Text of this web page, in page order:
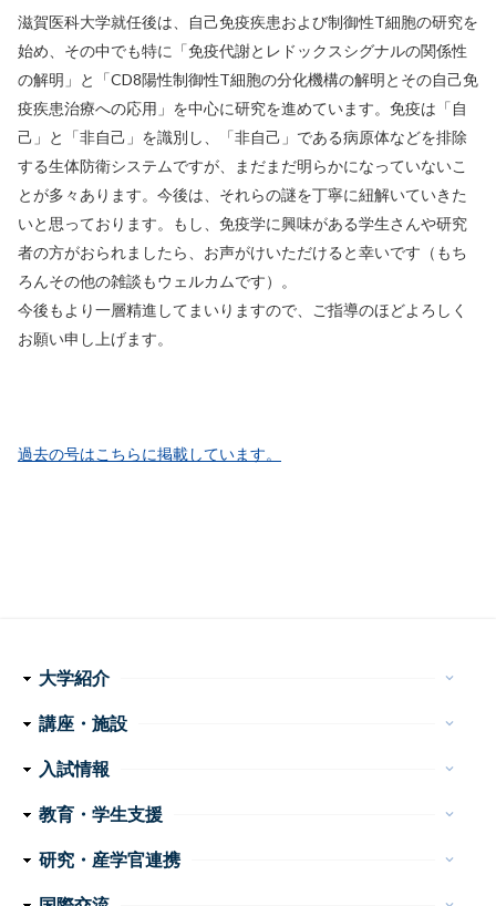
滋賀医科大学就任後は、自己免疫疾患および制御性T細胞の研究を
始め、その中でも特に「免疫代謝とレドックスシグナルの関係性
の解明」と「CD8陽性制御性T細胞の分化機構の解明とその自己免
疫疾患治療への応用」を中心に研究を進めています。免疫は「自
己」と「非自己」を識別し、「非自己」である病原体などを排除
する生体防衛システムですが、まだまだ明らかになっていないこ
とが多々あります。今後は、それらの謎を丁寧に紐解いていきた
いと思っております。もし、免疫学に興味がある学生さんや研究
者の方がおられましたら、お声がけいただけると幸いです（もち
ろんその他の雑談もウェルカムです）。
今後もより一層精進してまいりますので、ご指導のほどよろしく
お願い申し上げます。
過去の号はこちらに掲載しています。
フ
タ
ー
大学紹介 keyboard_arrow_down
理念・使命
学長メッセージ
特色ある取り組み
運営組織
情報公開
講座・施設 keyboard_arrow_down
医学科
看護学科
附属病院
センター・施設等
入試情報 keyboard_arrow_down
医学部 医学科・看護学科
大学院医学系研究科
大学案内
イベント
お問い合わせ
教育・学生支援 keyboard_arrow_down
教育
学生生活
特色ある教育プログラム
諸手続・諸証明
学生相談
研究・産学官連携 keyboard_arrow_down
産学官連携
重点プロジェクト・研究成果
研究支援
研究公正